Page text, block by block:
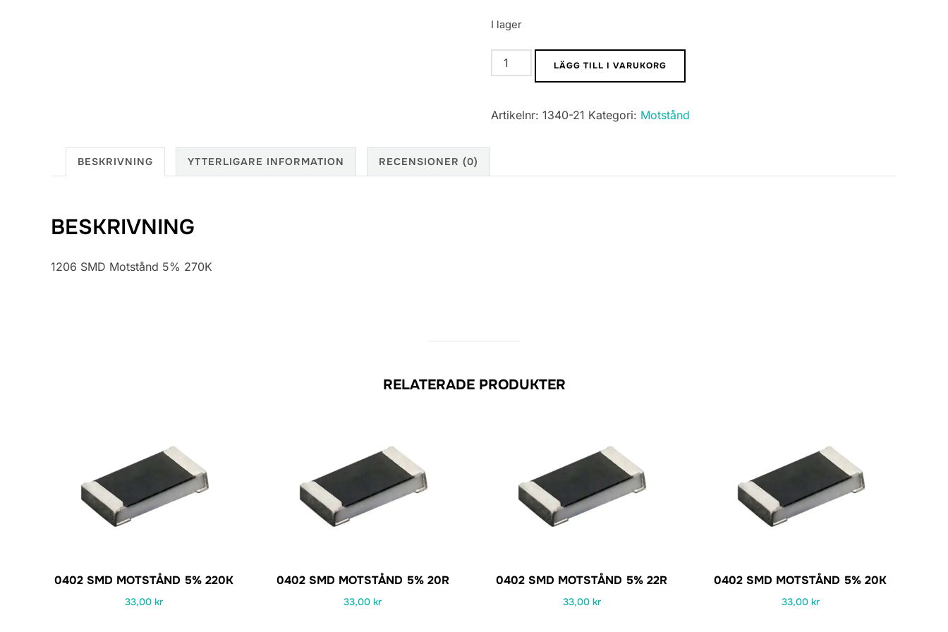
I lager
1206
SMD
5%
LÄGG TILL I VARUKORG
Artikelnr: 1340-21 Kategori: Motstånd
BESKRIVNING YTTERLIGARE INFORMATION RECENSIONER (0)
BESKRIVNING
1206 SMD Motstånd 5% 270K
RELATERADE PRODUKTER
0402 SMD MOTSTÅND 5% 220K
33,00kr
0402 SMD MOTSTÅND 5% 20R
33,00kr
0402 SMD MOTSTÅND 5% 22R
33,00 kr
0402 SMD MOTSTÅND 5% 20K
33,00 kr